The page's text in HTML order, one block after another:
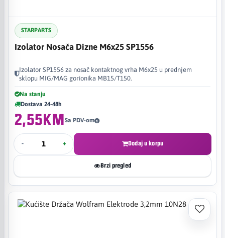
STARPARTS
Izolator Nosača Dizne M6x25 SP1556
Izolator SP1556 za nosač kontaktnog vrha M6x25 u prednjem
sklopu MIG/MAG gorionika MB15/T150.
Na stanju
Dostava 24-48h
2,55KMSa PDV-om
- + Dodaj u korpu
Brzi pregled